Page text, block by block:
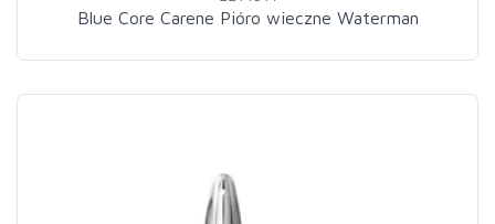
Blue Core Carene Pióro wieczne Waterman